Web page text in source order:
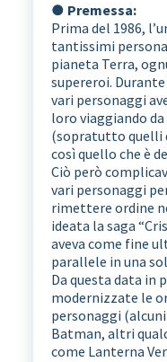
● Premessa:
Prima del 1986,
tantissimi
pianeta Terra,
supereroi.
vari personaggi
loro viaggiando
(sopratutto quelli
così quello che è
Ciò però
vari personaggi
rimettere ordine
ideata la saga
aveva come fine
parallele in una
Da questa data in
modernizzate le
personaggi
Batman, altri
come Lanterna